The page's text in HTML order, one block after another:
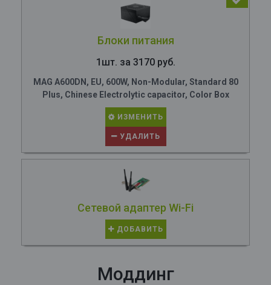
Блоки питания
1шт. за 3170 руб.
MAG A600DN, EU, 600W, Non-Modular, Standard 80
Plus, Chinese Electrolytic capacitor, Color Box
ИЗМЕНИТЬ
УДАЛИТЬ
Сетевой адаптер Wi-Fi
ДОБАВИТЬ
Моддинг